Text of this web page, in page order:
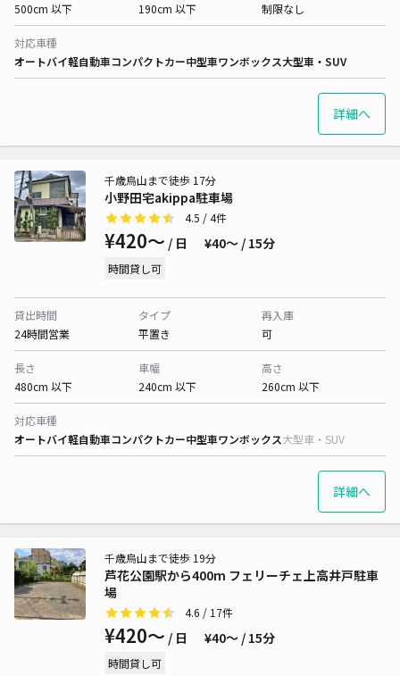
500cm 以下
190cm 以下
制限なし
対応車種
オートバイ軽自動車コンパクトカー中型車ワンボックス大型車・SUV
詳細へ
小野田宅akippa駐車場
千歳烏山まで徒歩 17分
4.5 / 4件
¥420〜 / 日 ¥40〜 / 15分
時間貸し可
貸出時間
24時間営業
タイプ
平置き
再入庫
可
長さ
480cm 以下
車幅
240cm 以下
高さ
260cm 以下
対応車種
オートバイ軽自動車コンパクトカー中型車ワンボックス大型車・SUV
詳細へ
芦花公園駅から400m フェリーチェ上高井戸駐車
場
千歳烏山まで徒歩 19分
4.6 / 17件
¥420〜 / 日 ¥40〜 / 15分
時間貸し可